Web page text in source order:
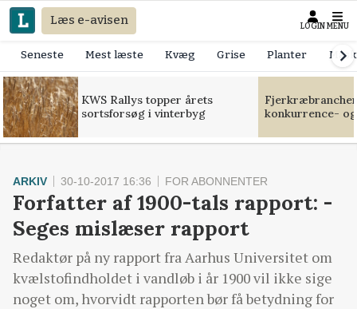
Læs e-avisen LOGIN MENU
Seneste Mest læste Kvæg Grise Planter
KWS Rallys topper årets
sortsforsøg i vinterbyg
konkurrence-
ARKIV 30-10-2017 16:36 FOR ABONNENTER
Forfatter af 1900-tals rapport: -
Seges mislæser rapport
Redaktør på ny rapport fra Aarhus Universitet om
kvælstofindholdet i vandløb i år 1900 vil ikke sige
noget om, hvorvidt rapporten bør få betydning for